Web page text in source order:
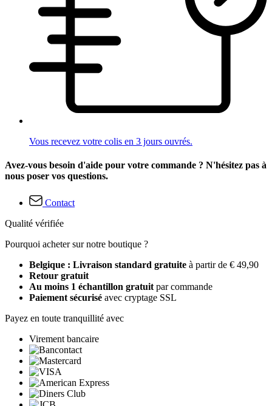
Vous recevez votre colis en 3 jours ouvrés.
Avez-vous besoin d'aide pour votre commande ? N'hésitez pas à
nous poser vos questions.
Contact
Qualité vérifiée
Pourquoi acheter sur notre boutique ?
Belgique : Livraison standard gratuite à partir de € 49,90
Retour gratuit
Au moins 1 échantillon gratuit par commande
Paiement sécurisé avec cryptage SSL
Payez en toute tranquillité avec
Virement bancaire